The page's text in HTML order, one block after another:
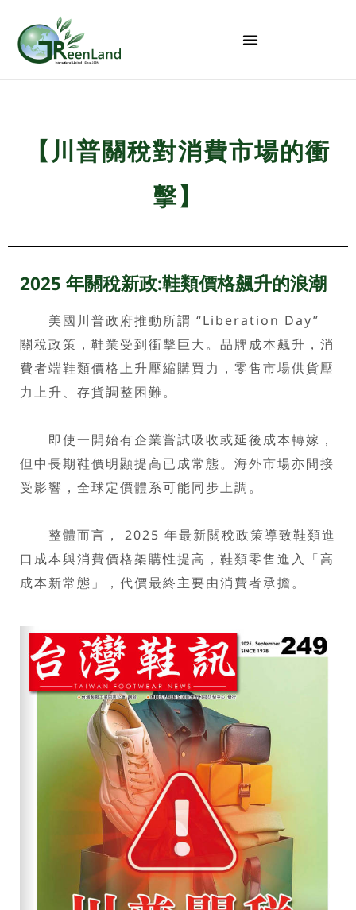
【川普關稅對消費市場的衝
擊】
2025 年關稅新政:鞋類價格飆升的浪潮
美國川普政府推動所謂 “Liberation Day”
關稅政策，鞋業受到衝擊巨大。品牌成本飆升，消
費者端鞋類價格上升壓縮購買力，零售市場供貨壓
力上升、存貨調整困難。
即使一開始有企業嘗試吸收或延後成本轉嫁，
但中長期鞋價明顯提高已成常態。海外市場亦間接
受影響，全球定價體系可能同步上調。
整體而言， 2025 年最新關稅政策導致鞋類進
口成本與消費價格架購性提高，鞋類零售進入「高
成本新常態」，代價最終主要由消費者承擔。